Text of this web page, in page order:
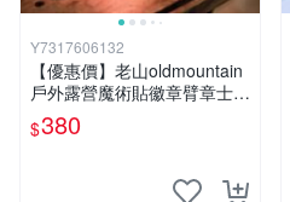
Y7317606132
【優惠價】老山oldmountain
戶外露營魔術貼徽章臂章士氣
章軍事戰術氣罐套貼
$380